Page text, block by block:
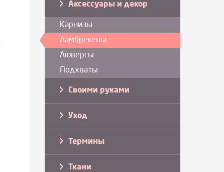
Аксессуары и декор
Карнизы
Ламбрекены
Люверсы
Подхваты
Своими руками
Уход
Термины
Ткани